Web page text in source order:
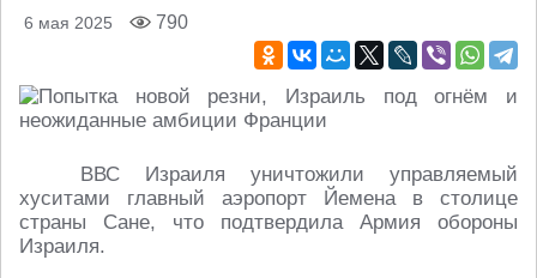
6 мая 2025 790
ВВС Израиля уничтожили управляемый
хуситами главный аэропорт Йемена в столице
страны Сане, что подтвердила Армия обороны
Израиля.